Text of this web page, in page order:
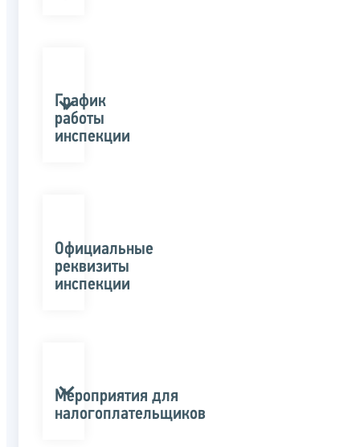
График
работы
инспекции
Официальные
реквизиты
инспекции
Мероприятия для
налогоплательщиков